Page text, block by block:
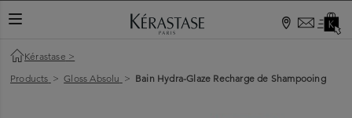
TOGGLE NAVIGATION
Kérastase >
Products > Gloss Absolu > Bain Hydra-Glaze Recharge de Shampooing